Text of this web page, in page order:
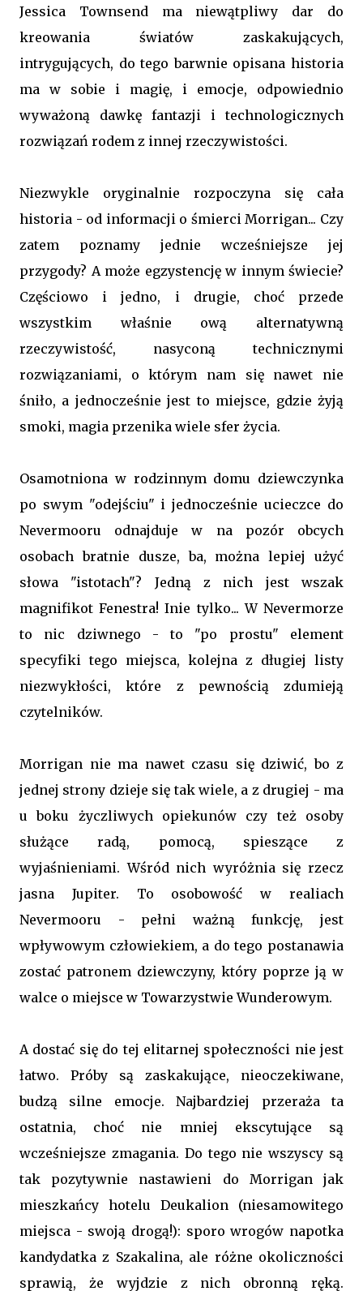
Jessica Townsend ma niewątpliwy dar do
kreowania światów zaskakujących,
intrygujących, do tego barwnie opisana historia
ma w sobie i magię, i emocje, odpowiednio
wyważoną dawkę fantazji i technologicznych
rozwiązań rodem z innej rzeczywistości.
Niezwykle oryginalnie rozpoczyna się cała
historia - od informacji o śmierci Morrigan... Czy
zatem poznamy jednie wcześniejsze jej
przygody? A może egzystencję w innym świecie?
Częściowo i jedno, i drugie, choć przede
wszystkim właśnie ową alternatywną
rzeczywistość, nasyconą technicznymi
rozwiązaniami, o którym nam się nawet nie
śniło, a jednocześnie jest to miejsce, gdzie żyją
smoki, magia przenika wiele sfer życia.
Osamotniona w rodzinnym domu dziewczynka
po swym "odejściu" i jednocześnie ucieczce do
Nevermooru odnajduje w na pozór obcych
osobach bratnie dusze, ba, można lepiej użyć
słowa "istotach"? Jedną z nich jest wszak
magnifikot Fenestra! Inie tylko... W Nevermorze
to nic dziwnego - to "po prostu" element
specyfiki tego miejsca, kolejna z długiej listy
niezwykłości, które z pewnością zdumieją
czytelników.
Morrigan nie ma nawet czasu się dziwić, bo z
jednej strony dzieje się tak wiele, a z drugiej - ma
u boku życzliwych opiekunów czy też osoby
służące radą, pomocą, spieszące z
wyjaśnieniami. Wśród nich wyróżnia się rzecz
jasna Jupiter. To osobowość w realiach
Nevermooru - pełni ważną funkcję, jest
wpływowym człowiekiem, a do tego postanawia
zostać patronem dziewczyny, który poprze ją w
walce o miejsce w Towarzystwie Wunderowym.
A dostać się do tej elitarnej społeczności nie jest
łatwo. Próby są zaskakujące, nieoczekiwane,
budzą silne emocje. Najbardziej przeraża ta
ostatnia, choć nie mniej ekscytujące są
wcześniejsze zmagania. Do tego nie wszyscy są
tak pozytywnie nastawieni do Morrigan jak
mieszkańcy hotelu Deukalion (niesamowitego
miejsca - swoją drogą!): sporo wrogów napotka
kandydatka z Szakalina, ale różne okoliczności
sprawią, że wyjdzie z nich obronną ręką.